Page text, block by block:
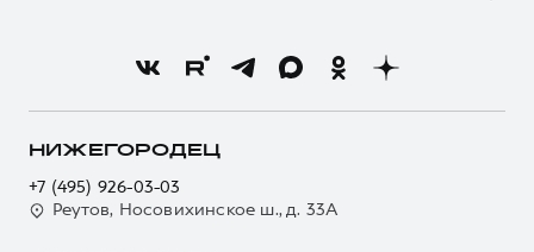
Кредит
Для малого бизнеса
Программа «Помощь на дороге»
Электронный ПТС
GWM Безопасность
Владельцам
О GWM
О дилере
Наша команда
Контакты
НИЖЕГОРОДЕЦ
+7 (495) 926-03-03
Реутов, Носовихинское ш., д. 33А